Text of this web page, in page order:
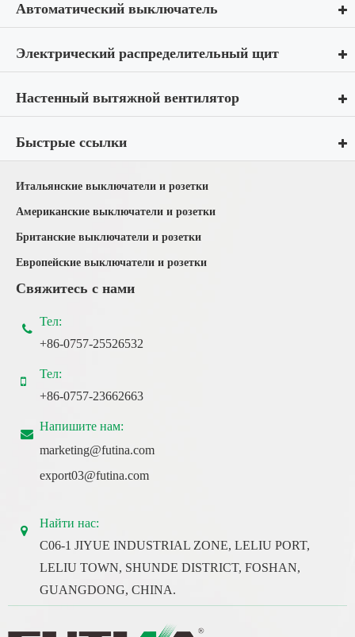
Автоматический выключатель
Электрический распределительный щит
Настенный вытяжной вентилятор
Быстрые ссылки
Итальянские выключатели и розетки
Американские выключатели и розетки
Британские выключатели и розетки
Европейские выключатели и розетки
Свяжитесь с нами
Тел:
+86-0757-25526532
Тел:
+86-0757-23662663
Напишите нам:
marketing@futina.com
export03@futina.com
Найти нас:
C06-1 JIYUE INDUSTRIAL ZONE, LELIU PORT,
LELIU TOWN, SHUNDE DISTRICT, FOSHAN,
GUANGDONG, CHINA.